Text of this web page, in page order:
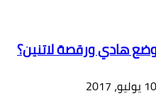
هادي ورقصة لاتنين؟
10 يوليو، 2017